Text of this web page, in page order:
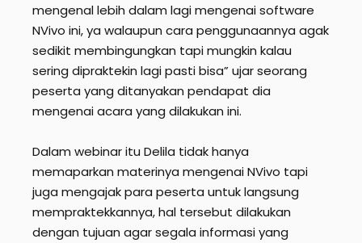
mengenal lebih dalam lagi mengenai software
NVivo ini, ya walaupun cara penggunaannya agak
sedikit membingungkan tapi mungkin kalau
sering dipraktekin lagi pasti bisa” ujar seorang
peserta yang ditanyakan pendapat dia
mengenai acara yang dilakukan ini.
Dalam webinar itu Delila tidak hanya
memaparkan materinya mengenai NVivo tapi
juga mengajak para peserta untuk langsung
mempraktekkannya, hal tersebut dilakukan
dengan tujuan agar segala informasi yang